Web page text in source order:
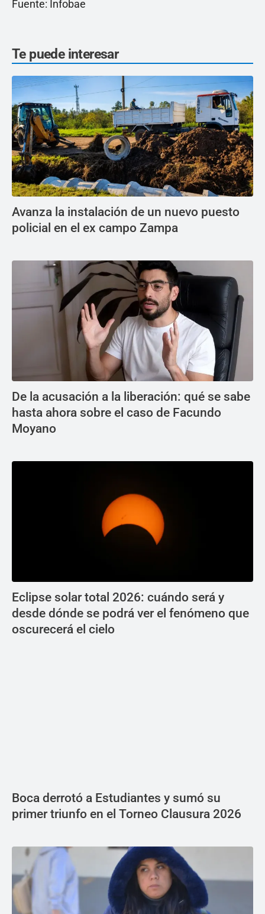
Fuente: Infobae
Te puede interesar
Avanza la instalación de un nuevo puesto
policial en el ex campo Zampa
De la acusación a la liberación: qué se sabe
hasta ahora sobre el caso de Facundo
Moyano
Eclipse solar total 2026: cuándo será y
desde dónde se podrá ver el fenómeno que
oscurecerá el cielo
Boca derrotó a Estudiantes y sumó su
primer triunfo en el Torneo Clausura 2026